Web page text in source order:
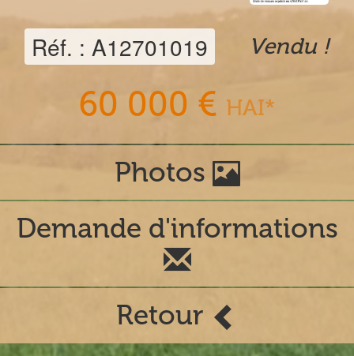
Réf. : A12701019 Vendu !
60 000 € HAI*
Photos
Demande d'informations
Retour